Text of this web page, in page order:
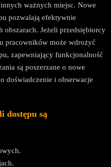
ważnych miejsc. Nowe
pozwalają efektywnie
obszarach. Jeżeli przedsiębiorcy
pracowników może wdrożyć
zapewniający funkcjonalność
są poszerzane o nowe
doświadczenie i obserwacje
dostępu są